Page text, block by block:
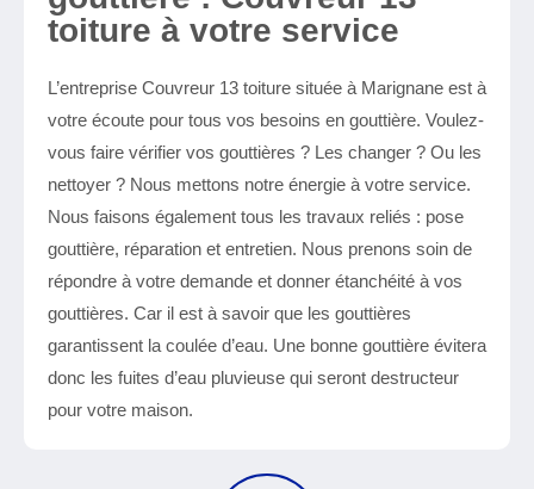
toiture à votre service
L’entreprise Couvreur 13 toiture située à Marignane est à
votre écoute pour tous vos besoins en gouttière. Voulez-
vous faire vérifier vos gouttières ? Les changer ? Ou les
nettoyer ? Nous mettons notre énergie à votre service.
Nous faisons également tous les travaux reliés : pose
gouttière, réparation et entretien. Nous prenons soin de
répondre à votre demande et donner étanchéité à vos
gouttières. Car il est à savoir que les gouttières
garantissent la coulée d’eau. Une bonne gouttière évitera
donc les fuites d’eau pluvieuse qui seront destructeur
pour votre maison.